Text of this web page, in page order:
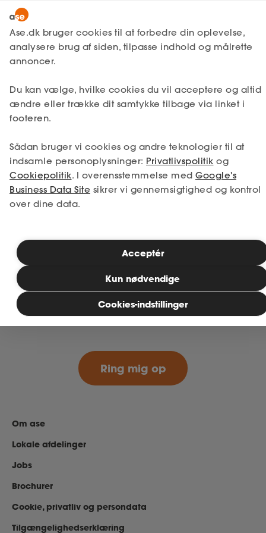
MitAse
Ase Selvstændig
Dokumenter.dk
Lønmodtager
A-kasse
Fagforening
Lønsikring
Få svar
Selvstændig
Studerende
Bliv medlem
Ase Selvstændig
Dokumenter.dk
Hør mere om, hvordan vi
kan hjælpe dig
spørgsmål, og hvordan vi kan hjælpe dig.
Navn
Betingelser og oplysninger om vores
behandling af persondata kan læses ved
Om ase
Lokale afdelinger
Jobs
Brochurer
Cookie, privatliv og persondata
Tilgængelighedserklæring
Ase.dk bruger cookies til at forbedre din oplevelse,
analysere brug af siden, tilpasse indhold og målrette
annoncer.
Du kan vælge, hvilke cookies du vil acceptere og altid
ændre eller trække dit samtykke tilbage via linket i
footeren.
Sådan bruger vi cookies og andre teknologier til at
indsamle personoplysninger: Privatlivspolitik og
Cookiepolitik. I overensstemmelse med Google's
Business Data Site sikrer vi gennemsigtighed og kontrol
over dine data.
Cookies-indstillinger
Kun nødvendige
Acceptér